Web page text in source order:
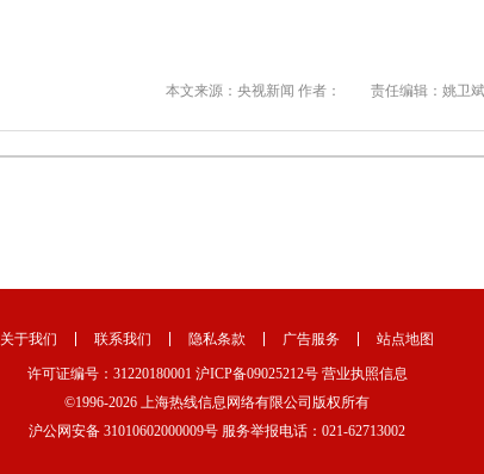
本文来源：央视新闻 作者： 责任编辑：姚卫斌
关于我们 联系我们 隐私条款 广告服务 站点地图
许可证编号：31220180001 沪ICP备09025212号 营业执照信息
©1996-2026 上海热线信息网络有限公司版权所有
沪公网安备 31010602000009号 服务举报电话：021-62713002